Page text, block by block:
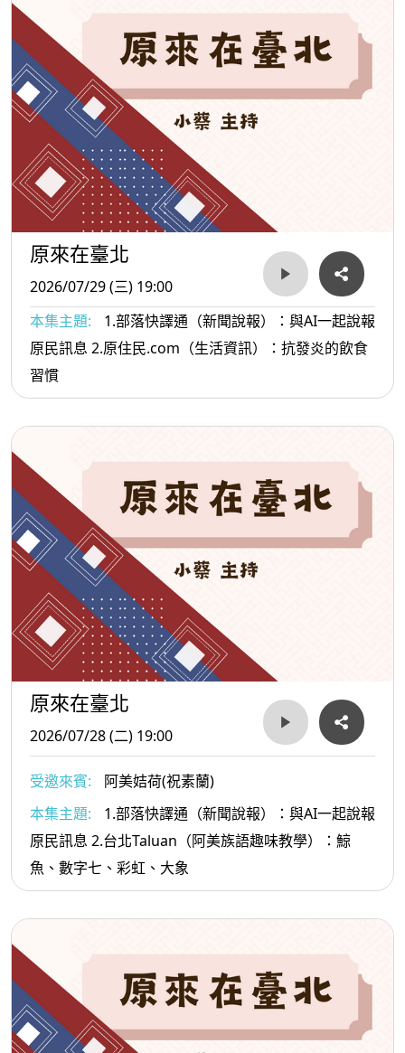
原來在臺北
2026/07/29 (三) 19:00
本集主題:
1.部落快譯通（新聞說報）：與AI一起說報
原民訊息 2.原住民.com（生活資訊）：抗發炎的飲食
習慣
原來在臺北
2026/07/28 (二) 19:00
受邀來賓:
阿美姞荷(祝素蘭)
本集主題:
1.部落快譯通（新聞說報）：與AI一起說報
原民訊息 2.台北Taluan（阿美族語趣味教學）：鯨
魚、數字七、彩虹、大象